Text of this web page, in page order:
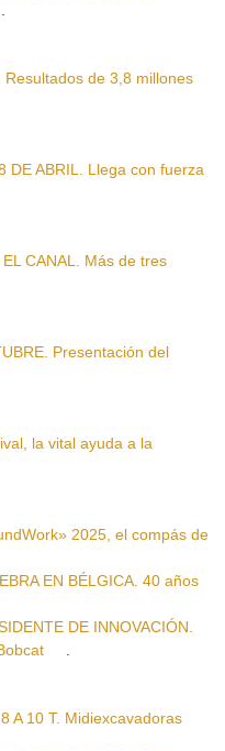
Resultados de 3,8 millones
DE ABRIL. Llega con fuerza
CANAL. Más de tres
Presentación del
la vital ayuda a la
2025, el compás de
EN BÉLGICA. 40 años
DE INNOVACIÓN.
A 10 T. Midiexcavadoras